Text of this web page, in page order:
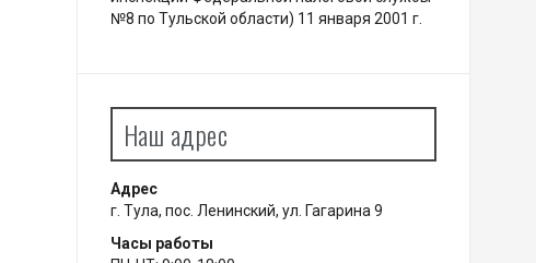
№8 по Тульской области) 11 января 2001 г.
Наш адрес
Адрес
г. Тула, пос. Ленинский, ул. Гагарина 9
Часы работы